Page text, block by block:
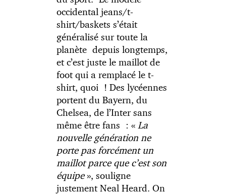
occidental jeans/t-
shirt/baskets s’était
généralisé sur toute la
planète depuis longtemps,
et c’est juste le maillot de
foot qui a remplacé le t-
shirt, quoi ! Des lycéennes
portent du Bayern, du
Chelsea, de l’Inter sans
même être fans : « La
nouvelle génération ne
porte pas forcément un
maillot parce que c’est son
équipe», souligne
justement Neal Heard. On